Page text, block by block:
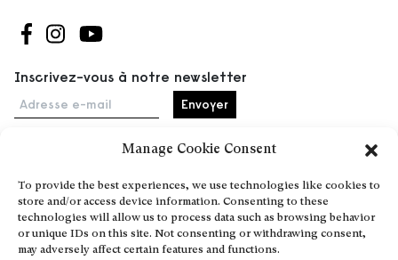
Manage Cookie Consent
To provide the best experiences, we use technologies like cookies to
store and/or access device information. Consenting to these
technologies will allow us to process data such as browsing behavior
or unique IDs on this site. Not consenting or withdrawing consent,
may adversely affect certain features and functions.
Suivez-nous sur Facebook
Suivez-nous sur Instagram
Suivez-nous sur Youtube
Inscrivez-vous à notre newsletter
Adresse e-mail
Accueil
Événements
À propos